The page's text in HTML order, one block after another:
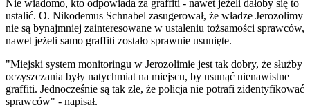
Nie wiadomo, kto odpowiada za graffiti - nawet jeżeli dałoby się to
ustalić. O. Nikodemus Schnabel zasugerował, że władze Jerozolimy
nie są bynajmniej zainteresowane w ustaleniu tożsamości sprawców,
nawet jeżeli samo graffiti zostało sprawnie usunięte.
"Miejski system monitoringu w Jerozolimie jest tak dobry, że służby
oczyszczania były natychmiat na miejscu, by usunąć nienawistne
graffiti. Jednocześnie są tak złe, że policja nie potrafi zidentyfikować
sprawców" - napisał.